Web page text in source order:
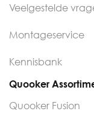
Veelgestelde
Montageservice
Kennisbank
Quooker
Quooker Fusion